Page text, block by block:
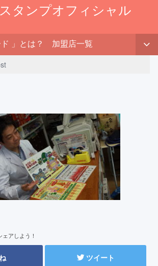
タンプオフィシャル
」とは？ 加盟店一覧
アしよう！
ツイート